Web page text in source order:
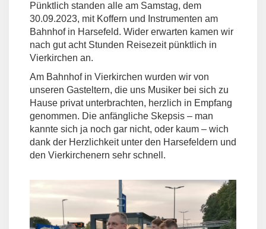
Pünktlich standen alle am Samstag, dem
30.09.2023, mit Koffern und Instrumenten am
Bahnhof in Harsefeld. Wider erwarten kamen wir
nach gut acht Stunden Reisezeit pünktlich in
Vierkirchen an.
Am Bahnhof in Vierkirchen wurden wir von
unseren Gasteltern, die uns Musiker bei sich zu
Hause privat unterbrachten, herzlich in Empfang
genommen. Die anfängliche Skepsis – man
kannte sich ja noch gar nicht, oder kaum – wich
dank der Herzlichkeit unter den Harsefeldern und
den Vierkirchenern sehr schnell.